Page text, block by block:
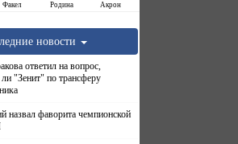
Факел Родина Акрон
новости
ответил на вопрос,
"Зенит" по трансферу
назвал фаворита чемпионской